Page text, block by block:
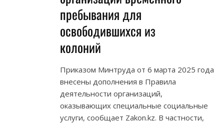
пребывания для
освободившихся из
колоний
Приказом Минтруда от 6 марта 2025 года
внесены дополнения в Правила
деятельности организаций,
оказывающих специальные социальные
услуги, сообщает Zakon.kz. В частности,